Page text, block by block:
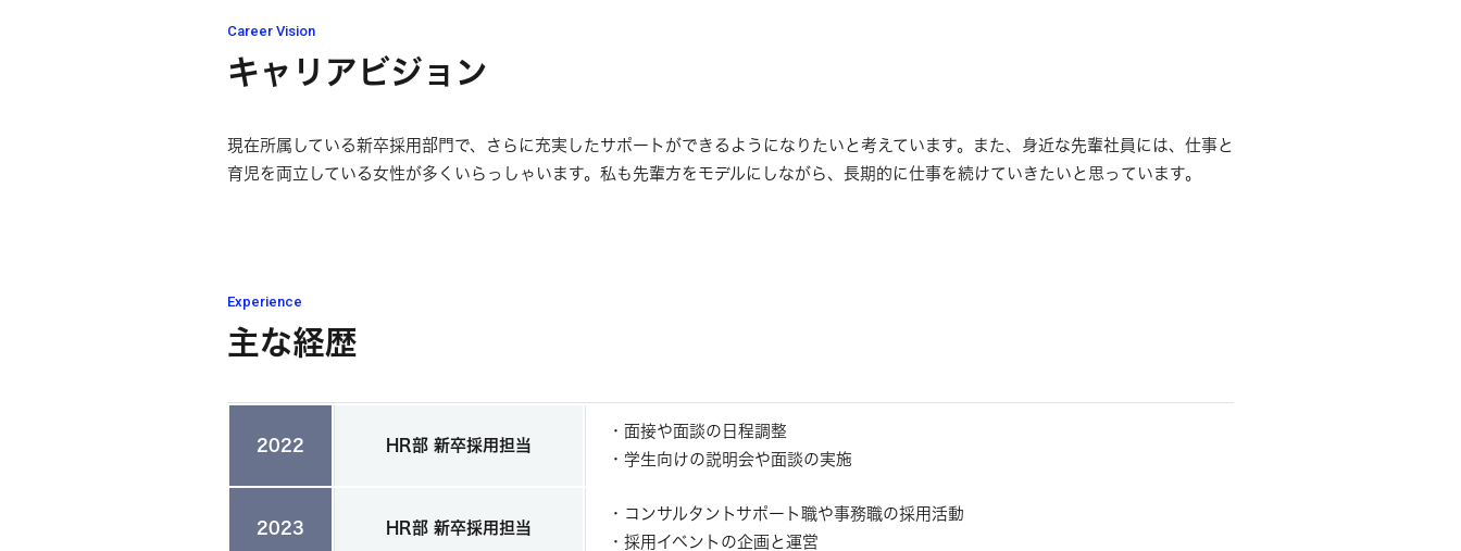
Career Vision
キャリアビジョン
現在所属している新卒採用部門で、さらに充実したサポートができるようになりたいと考えています。また、身近な先輩社員には、仕事と
育児を両立している女性が多くいらっしゃいます。私も先輩方をモデルにしながら、長期的に仕事を続けていきたいと思っています。
Experience
主な経歴
2022 HR部 新卒採用担当
・面接や面談の日程調整
・学生向けの説明会や面談の実施
2023 HR部 新卒採用担当
・コンサルタントサポート職や事務職の採用活動
・採用イベントの企画と運営